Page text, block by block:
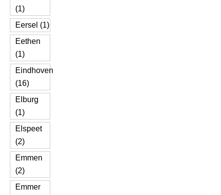
(1)
Eersel (1)
Eethen
(1)
Eindhoven
(16)
Elburg
(1)
Elspeet
(2)
Emmen
(2)
Emmer